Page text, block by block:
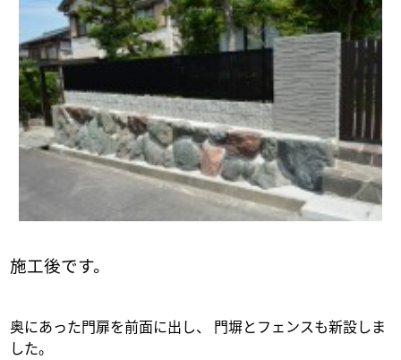
施工後です。
奥にあった門扉を前面に出し、
門塀とフェンスも新設しま
した。